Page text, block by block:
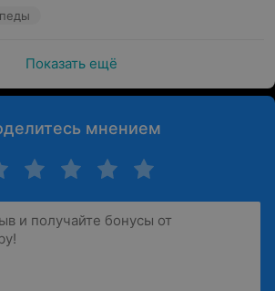
Показать ещё
мнением